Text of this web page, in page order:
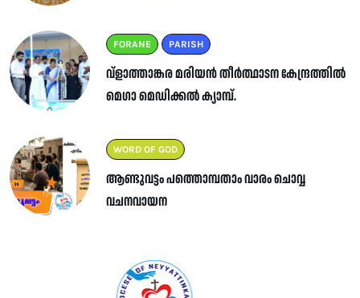
FORANE PARISH
വ്ളാത്താങ്കര മരിയൻ തീർത്ഥാടന കേന്ദ്രത്തിൽ
മെഗാ മെഡിക്കൽ ക്യാമ്പ്.
WORD OF GOD
ആണ്ടുവട്ടം പത്തൊമ്പതാം വാരം ചൊവ്വ
വചനവായന